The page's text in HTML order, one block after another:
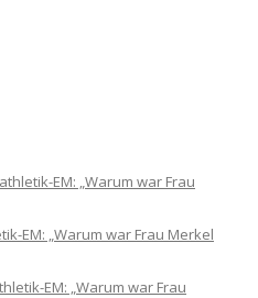
EM: „Warum war Frau
EM: „Warum war Frau Merkel
EM: „Warum war Frau